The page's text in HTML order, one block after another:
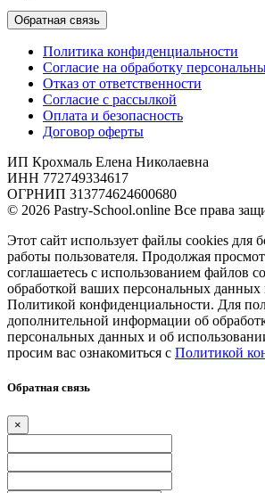
Обратная связь
Политика конфиденциальности
Согласие на обработку
Отказ от ответственности
Согласие с рассылкой
Оплата и безопасность
Договор оферты
ИП Крохмаль Елена Николаевна
ИНН 772749334617
ОГРНИП 313774624600680
© 2026 Pastry-School.online Все права
Этот сайт использует файлы cookies для
работы пользователя. Продолжая
соглашаетесь с использованием файлов
обработкой ваших персональных данных
Политикой конфиденциальности. Для
дополнительной информации об
персональных данных и об
просим вас ознакомиться с Политикой
Обратная связь
×